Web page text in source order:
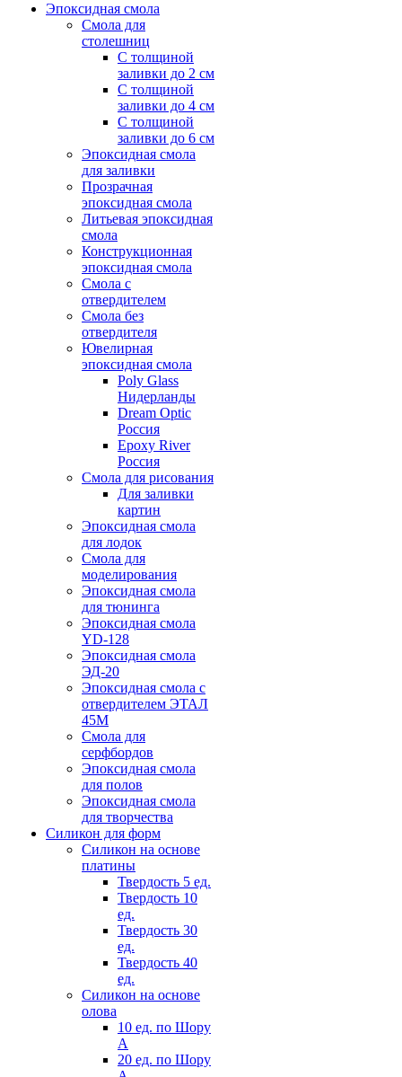
Эпоксидная смола
Смола для
столешниц
С толщиной
заливки до 2 см
С толщиной
заливки до 4 см
С толщиной
заливки до 6 см
Эпоксидная смола
для заливки
Прозрачная
эпоксидная смола
Литьевая эпоксидная
смола
Конструкционная
эпоксидная смола
Смола с
отвердителем
Смола без
отвердителя
Ювелирная
эпоксидная смола
Poly Glass
Нидерланды
Dream Optic
Россия
Epoxy River
Россия
Смола для рисования
Для заливки
картин
Эпоксидная смола
для лодок
Смола для
моделирования
Эпоксидная смола
для тюнинга
Эпоксидная смола
YD-128
Эпоксидная смола
ЭД-20
Эпоксидная смола с
отвердителем ЭТАЛ
45М
Смола для
серфбордов
Эпоксидная смола
для полов
Эпоксидная смола
для творчества
Силикон для форм
Силикон на основе
платины
Твердость 5 ед.
Твердость 10
ед.
Твердость 30
ед.
Твердость 40
ед.
Силикон на основе
олова
10 ед. по Шору
А
20 ед. по Шору